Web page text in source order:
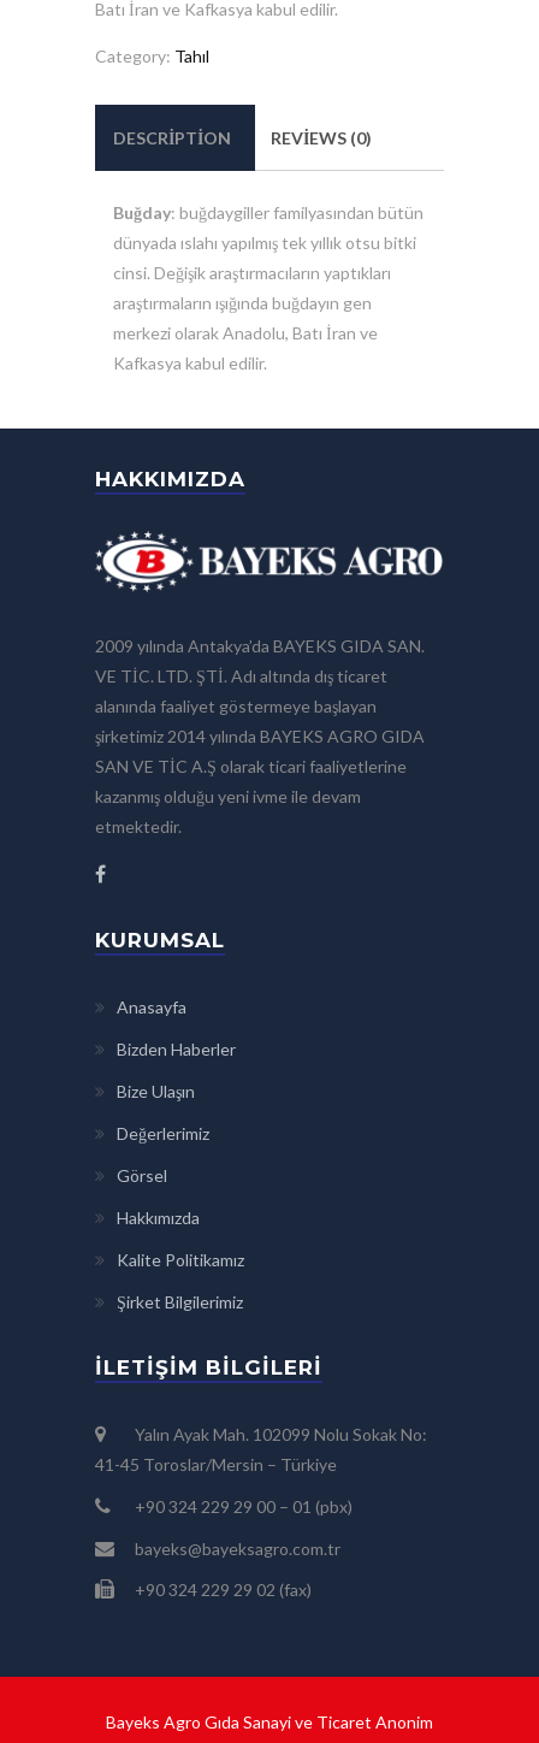
Batı İran ve Kafkasya kabul edilir.
Category: Tahıl
DESCRIPTION REVIEWS (0)
Buğday: buğdaygiller familyasından bütün
dünyada ıslahı yapılmış tek yıllık otsu bitki
cinsi. Değişik araştırmacıların yaptıkları
araştırmaların ışığında buğdayın gen
merkezi olarak Anadolu, Batı İran ve
Kafkasya kabul edilir.
HAKKIMIZDA
2009 yılında Antakya’da BAYEKS GIDA SAN.
VE TİC. LTD. ŞTİ. Adı altında dış ticaret
alanında faaliyet göstermeye başlayan
şirketimiz 2014 yılında BAYEKS AGRO GIDA
SAN VE TİC A.Ş olarak ticari faaliyetlerine
kazanmış olduğu yeni ivme ile devam
etmektedir.
KURUMSAL
Anasayfa
Bizden Haberler
Bize Ulaşın
Değerlerimiz
Görsel
Hakkımızda
Kalite Politikamız
Şirket Bilgilerimiz
İLETIŞIM BILGILERI
Yalın Ayak Mah. 102099 Nolu Sokak No:
41-45 Toroslar/Mersin – Türkiye
+90 324 229 29 00 – 01 (pbx)
bayeks@bayeksagro.com.tr
+90 324 229 29 02 (fax)
Bayeks Agro Gıda Sanayi ve Ticaret Anonim